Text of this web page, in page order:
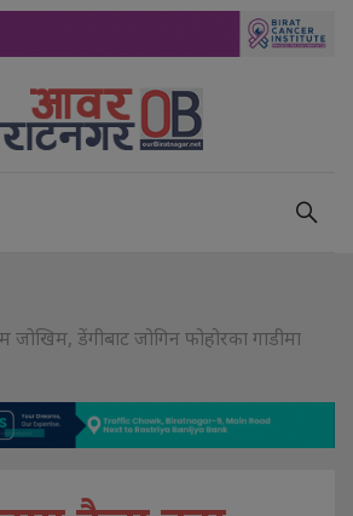
जोखिम, डेंगीबाट जोगिन फोहोरका गाडीमा